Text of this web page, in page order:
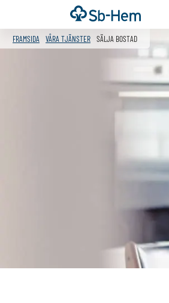
Till
innehållet
Framsida
FRAMSIDA VÅRA TJÄNSTER SÄLJA BOSTAD
på